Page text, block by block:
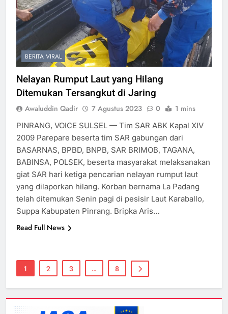
BERITA VIRAL
Nelayan Rumput Laut yang Hilang
Ditemukan Tersangkut di Jaring
Awaluddin Qadir 7 Agustus 2023 0 1 mins
PINRANG, VOICE SULSEL — Tim SAR ABK Kapal XIV
2009 Parepare beserta tim SAR gabungan dari
BASARNAS, BPBD, BNPB, SAR BRIMOB, TAGANA,
BABINSA, POLSEK, beserta masyarakat melaksanakan
giat SAR hari ketiga pencarian nelayan rumput laut
yang dilaporkan hilang. Korban bernama La Padang
telah ditemukan Senin pagi di pesisir Laut Karaballo,
Suppa Kabupaten Pinrang. Bripka Aris…
Read Full News
1 2 3 … 8